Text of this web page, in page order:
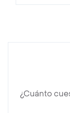
¿Cuánto